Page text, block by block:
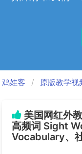
鸡娃客 原版教学视
美国网红外
高频词 Sight
Vocabulary、